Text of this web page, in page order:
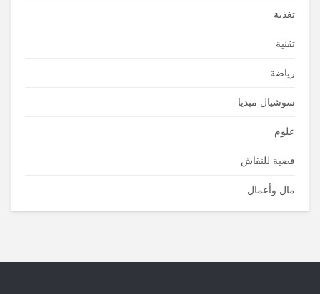
تغذية
تقنية
رياضة
سوشيال ميديا
علوم
قضية للنقاش
مال وأعمال